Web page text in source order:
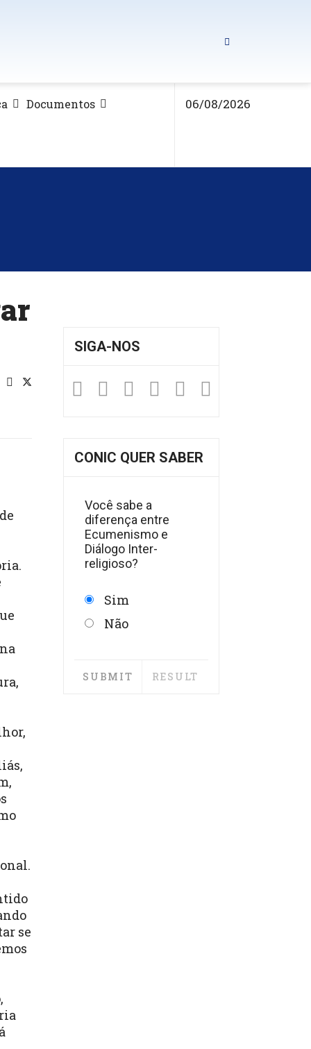
Documentos 06/08/2026
se
SIGA-NOS
Facebook
Twitter
Instagram
YouTube
Fickr
CONIC QUER SABER
Você sabe a
diferença entre
Ecumenismo e
Diálogo Inter-
religioso?
Sim
Não